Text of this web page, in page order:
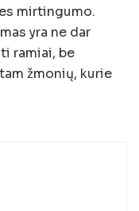
mirtingumo.
yra ne dar
ramiai, be
žmonių, kurie